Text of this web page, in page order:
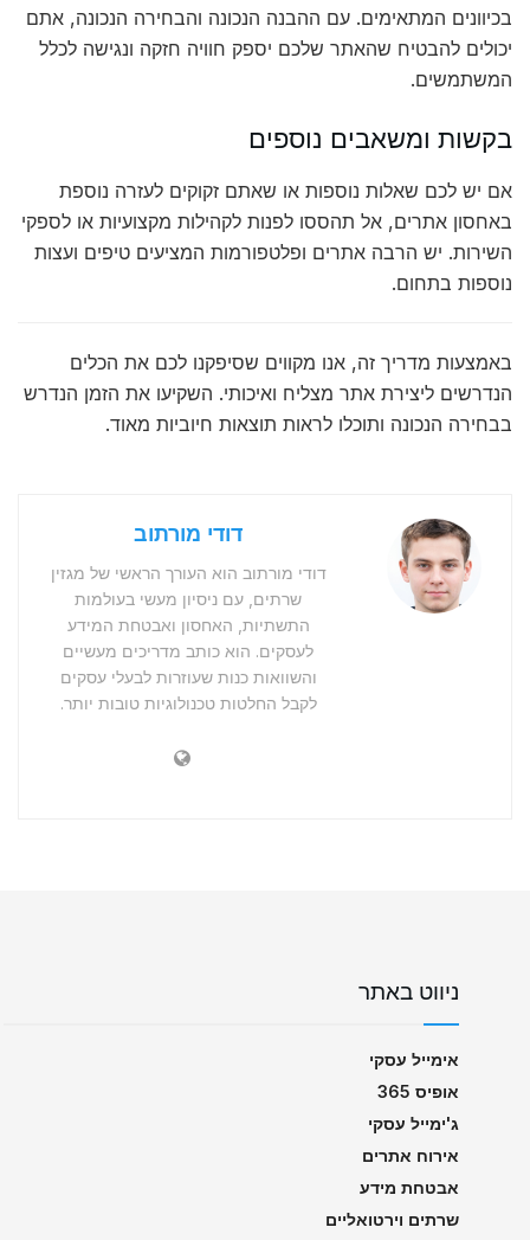
בכיוונים המתאימים. עם ההבנה הנכונה והבחירה הנכונה, אתם
יכולים להבטיח שהאתר שלכם יספק חוויה חזקה ונגישה לכלל
המשתמשים.
בקשות ומשאבים נוספים
אם יש לכם שאלות נוספות או שאתם זקוקים לעזרה נוספת
באחסון אתרים, אל תהססו לפנות לקהילות מקצועיות או לספקי
השירות. יש הרבה אתרים ופלטפורמות המציעים טיפים ועצות
נוספות בתחום.
באמצעות מדריך זה, אנו מקווים שסיפקנו לכם את הכלים
הנדרשים ליצירת אתר מצליח ואיכותי. השקיעו את הזמן הנדרש
בבחירה הנכונה ותוכלו לראות תוצאות חיוביות מאוד.
דודי מורתוב
דודי מורתוב הוא העורך הראשי של מגזין
שרתים, עם ניסיון מעשי בעולמות
התשתיות, האחסון ואבטחת המידע
לעסקים. הוא כותב מדריכים מעשיים
והשוואות כנות שעוזרות לבעלי עסקים
לקבל החלטות טכנולוגיות טובות יותר.
ניווט באתר
אימייל עסקי
אופיס 365
ג'ימייל עסקי
אירוח אתרים
אבטחת מידע
שרתים וירטואליים